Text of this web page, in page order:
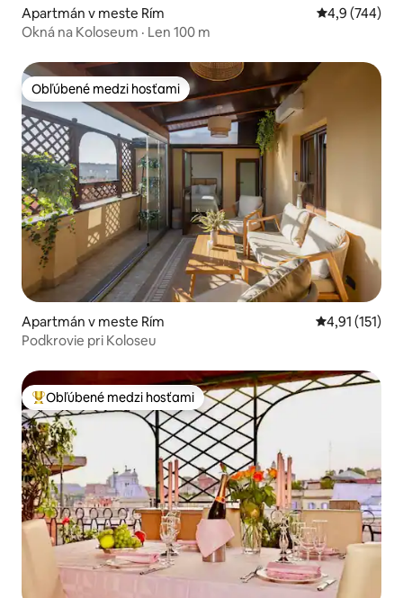
Apartmán v meste Rím Priemerné
4,9 (744)
Okná na Koloseum · Len 100 m
Obľúbené medzi hosťami
Obľúbené medzi hosťami
Apartmán v meste Rím Priemerné
4,91 (151)
Podkrovie pri Koloseu
Najobľúbenejšie medzi hosťami
Obľúbené medzi hosťami